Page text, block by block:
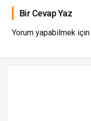
Bir Cevap Yaz
Yorum yapabilmek için